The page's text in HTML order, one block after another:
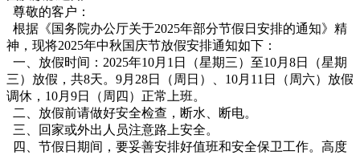
尊敬的客户：
根据《国务院办公厅关于2025年部分节假日安排的通知》精
神，现将2025年中秋国庆节放假安排通知如下：
一、放假时间：2025年10月1日（星期三）至10月8日（星期
三）放假，共8天。9月28日（周日）、10月11日（周六）放假
调休，10月9日（周四）正常上班。
二、放假前请做好安全检查，断水、断电。
三、回家或外出人员注意路上安全。
四、节假日期间，要妥善安排好值班和安全保卫工作。高度